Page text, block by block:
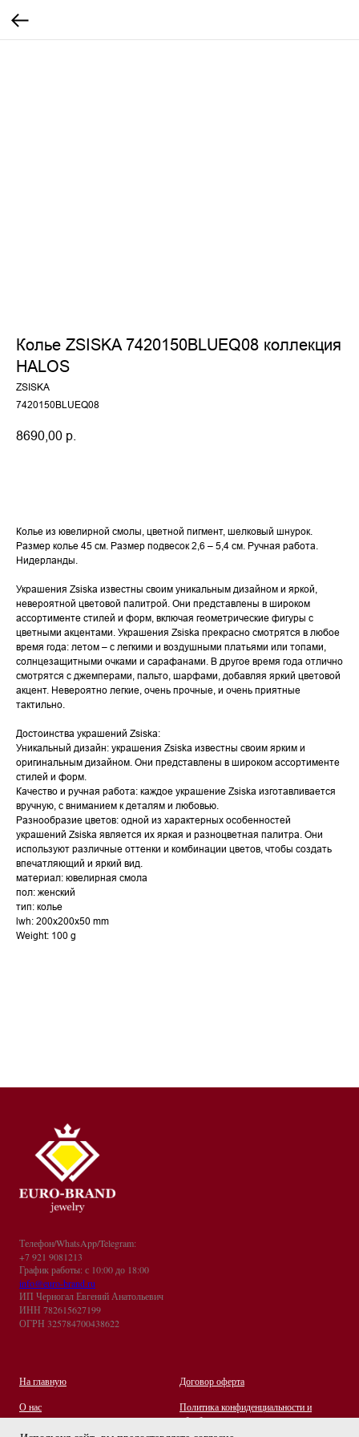
Колье ZSISKA 7420150BLUEQ08 коллекция
HALOS
ZSISKA
7420150BLUEQ08
8690,00 р.
Колье из ювелирной смолы, цветной пигмент, шелковый шнурок.
Размер колье 45 см. Размер подвесок 2,6 – 5,4 см. Ручная работа.
Нидерланды.
Украшения Zsiska известны своим уникальным дизайном и яркой,
невероятной цветовой палитрой. Они представлены в широком
ассортименте стилей и форм, включая геометрические фигуры с
цветными акцентами. Украшения Zsiska прекрасно смотрятся в любое
время года: летом – с легкими и воздушными платьями или топами,
солнцезащитными очками и сарафанами. В другое время года отлично
смотрятся с джемперами, пальто, шарфами, добавляя яркий цветовой
акцент. Невероятно легкие, очень прочные, и очень приятные
тактильно.
Достоинства украшений Zsiska:
Уникальный дизайн: украшения Zsiska известны своим ярким и
оригинальным дизайном. Они представлены в широком ассортименте
стилей и форм.
Качество и ручная работа: каждое украшение Zsiska изготавливается
вручную, с вниманием к деталям и любовью.
Разнообразие цветов: одной из характерных особенностей
украшений Zsiska является их яркая и разноцветная палитра. Они
используют различные оттенки и комбинации цветов, чтобы создать
впечатляющий и яркий вид.
материал: ювелирная смола
пол: женский
тип: колье
lwh: 200x200x50 mm
Weight: 100 g
Телефон/WhatsApp/Telegram:
+7 921 9081213
График работы: с 10:00 до 18:00
info@euro-brand.ru
ИП Черногал Евгений Анатольевич
ИНН 782615627199
ОГРН 325784700438622
На главную
О нас
Контакты
Договор оферта
Политика конфиденциальности и
обработки персональных данных